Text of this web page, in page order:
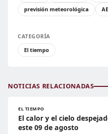
previsión meteorológica
CATEGORÍA
El tiempo
NOTICIAS RELACIONADAS
EL TIEMPO
El calor y el cielo
este 09 de agosto